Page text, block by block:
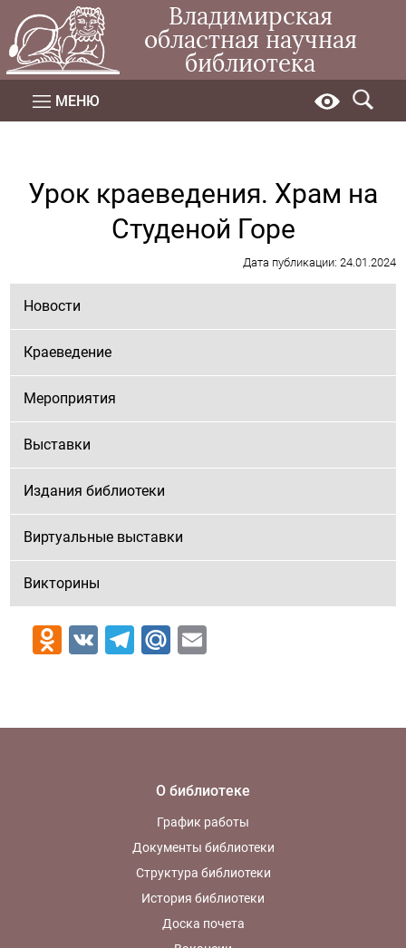
Владимирская
областная научная
библиотека
МЕНЮ
Урок краеведения. Храм на
Студеной Горе
Дата публикации: 24.01.2024
Новости
Краеведение
Мероприятия
Выставки
Издания библиотеки
Виртуальные выставки
Викторины
Odnoklassniki
VK Telegram
Mail.Ru
О библиотеке
График работы
Документы библиотеки
Структура библиотеки
История библиотеки
Доска почета